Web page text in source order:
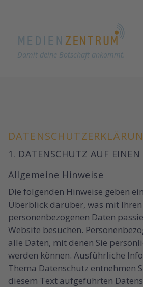
Damit deine Botschaft ankommt.
1. DATENSCHUTZ AUF EINEN
Allgemeine Hinweise
Die folgenden Hinweise geben
Überblick darüber, was mit Ihren
personenbezogenen Daten
Website besuchen.
alle Daten, mit denen Sie
werden können. Ausführliche
Thema Datenschutz entnehmen
diesem Text aufgeführten